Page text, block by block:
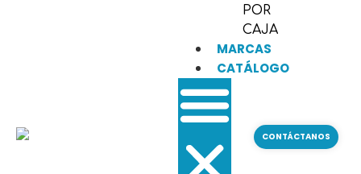
POR
CAJA
MARCAS
CATÁLOGO
CONTÁCTANOS